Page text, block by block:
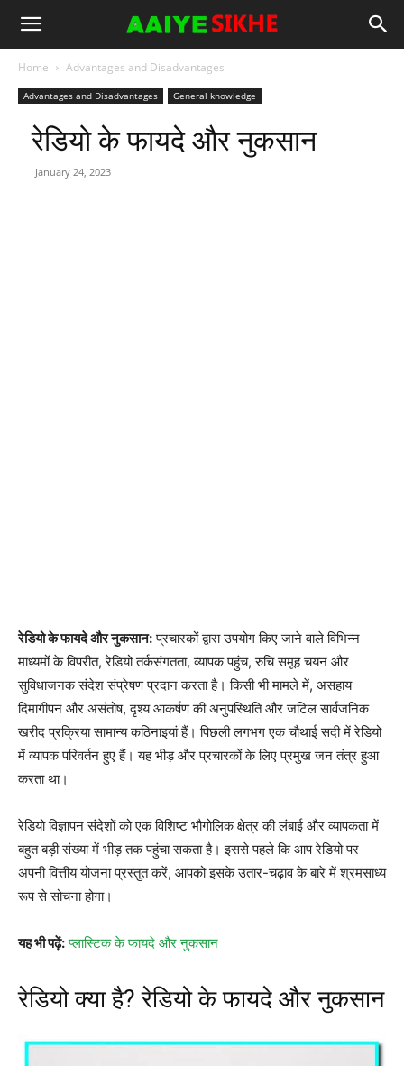
Home Advantages and Disadvantages
Advantages and Disadvantages General knowledge
रेडियो के फायदे और नुकसान
January 24, 2023
रेडियो के फायदे और नुकसान:प्रचारकों द्वारा उपयोग किए जाने वाले विभिन्न
माध्यमों के विपरीत, रेडियो तर्कसंगतता, व्यापक पहुंच, रुचि समूह चयन और
सुविधाजनक संदेश संप्रेषण प्रदान करता है। किसी भी मामले में, असहाय
दिमागीपन और असंतोष, दृश्य आकर्षण की अनुपस्थिति और जटिल सार्वजनिक
खरीद प्रक्रिया सामान्य कठिनाइयां हैं। पिछली लगभग एक चौथाई सदी में रेडियो
में व्यापक परिवर्तन हुए हैं। यह भीड़ और प्रचारकों के लिए प्रमुख जन तंत्र हुआ
करता था।
रेडियो विज्ञापन संदेशों को एक विशिष्ट भौगोलिक क्षेत्र की लंबाई और व्यापकता में
बहुत बड़ी संख्या में भीड़ तक पहुंचा सकता है। इससे पहले कि आप रेडियो पर
अपनी वित्तीय योजना प्रस्तुत करें, आपको इसके उतार-चढ़ाव के बारे में श्रमसाध्य
रूप से सोचना होगा।
यह भी पढ़ें: प्लास्टिक के फायदे और नुकसान
रेडियो क्या है? रेडियो के फायदे और नुकसान